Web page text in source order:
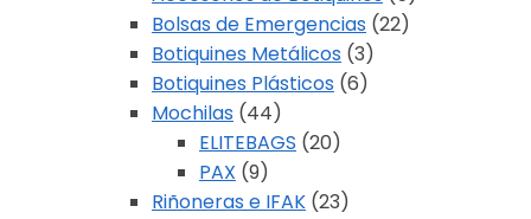
Bolsas de Emergencias (22)
Botiquines Metálicos (3)
Botiquines Plásticos (6)
Mochilas (44)
ELITEBAGS (20)
PAX (9)
Riñoneras e IFAK (23)